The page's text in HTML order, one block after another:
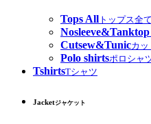
Tops All トップス全て
Nosleeve&Tanktop
Cutsew&Tunicカ
Polo shirtsポロシャ
TshirtsTシャツ
Jacketジャケット